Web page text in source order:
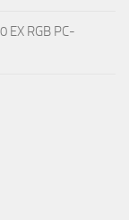
EX RGB PC-